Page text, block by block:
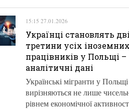
15:15 27.01.2026
Українці становлять дві
третини усіх іноземних
працівників у Польщі –
аналітичні дані
Українські мігранти у Польщі
вирізняються не лише
рівнем економічної